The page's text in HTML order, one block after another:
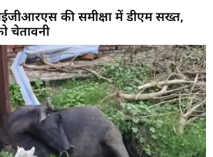
की समीक्षा में डीएम सख्त,
चेतावनी